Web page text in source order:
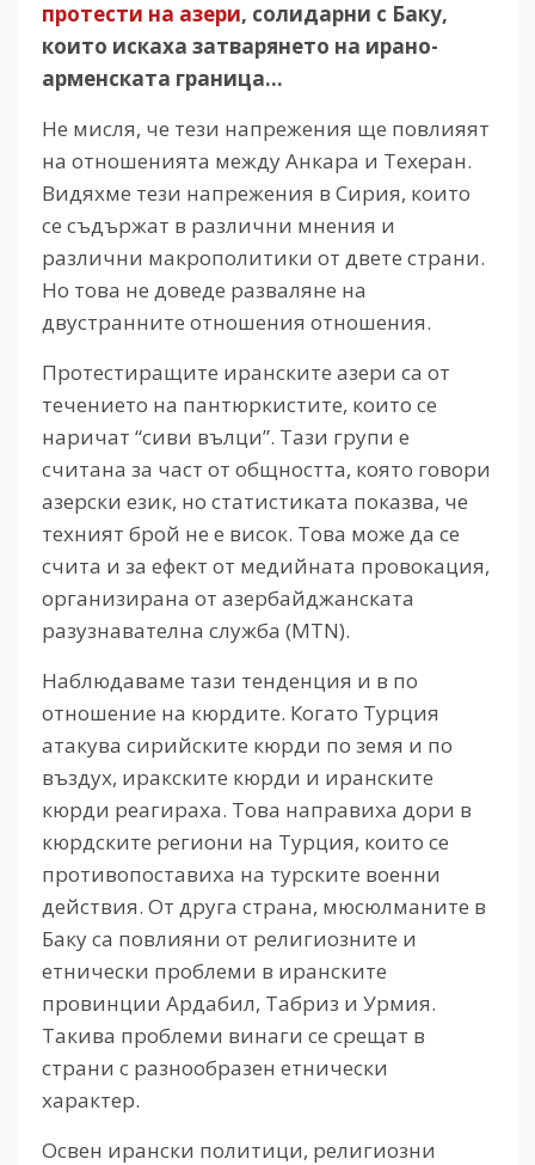
протести на азери, солидарни с Баку,
които искаха затварянето на ирано-
арменската граница…
Не мисля, че тези напрежения ще повлияят
на отношенията между Анкара и Техеран.
Видяхме тези напрежения в Сирия, които
се съдържат в различни мнения и
различни макрополитики от двете страни.
Но това не доведе разваляне на
двустранните отношения отношения.
Протестиращите иранските азери са от
течението на пантюркистите, които се
наричат “сиви вълци”. Тази групи е
считана за част от общността, която говори
азерски език, но статистиката показва, че
техният брой не е висок. Това може да се
счита и за ефект от медийната провокация,
организирана от азербайджанската
разузнавателна служба (MTN).
Наблюдаваме тази тенденция и в по
отношение на кюрдите. Когато Турция
атакува сирийските кюрди по земя и по
въздух, иракските кюрди и иранските
кюрди реагираха. Това направиха дори в
кюрдските региони на Турция, които се
противопоставиха на турските военни
действия. От друга страна, мюсюлманите в
Баку са повлияни от религиозните и
етнически проблеми в иранските
провинции Ардабил, Табриз и Урмия.
Такива проблеми винаги се срещат в
страни с разнообразен етнически
характер.
Освен ирански политици, религиозни